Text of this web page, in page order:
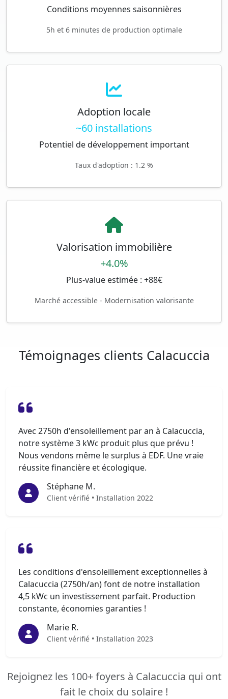
Conditions moyennes saisonnières
5h et 6 minutes de production optimale
Adoption locale
~60 installations
Potentiel de développement important
Taux d'adoption : 1.2 %
Valorisation immobilière
+4.0%
Plus-value estimée : +88€
Marché accessible - Modernisation valorisante
Témoignages clients Calacuccia
Avec 2750h d'ensoleillement par an à Calacuccia,
notre système 3 kWc produit plus que prévu !
Nous vendons même le surplus à EDF. Une vraie
réussite financière et écologique.
Stéphane M.
Client vérifié • Installation 2022
Les conditions d'ensoleillement exceptionnelles à
Calacuccia (2750h/an) font de notre installation
4,5 kWc un investissement parfait. Production
constante, économies garanties !
Marie R.
Client vérifié • Installation 2023
Rejoignez les 100+ foyers à Calacuccia qui ont
fait le choix du solaire !